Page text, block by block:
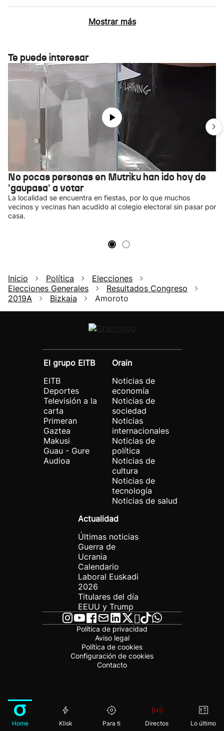
Mostrar más
Te puede interesar
No pocas personas en Mutriku han ido hoy de
'gaupasa' a votar
La localidad se encuentra en fiestas, por lo que muchos
vecinos y vecinas han acudido al colegio electoral sin pasar por
casa.
Inicio Política
Elecciones
Elecciones Generales
Resultados Congreso
2019A
Bizkaia Amoroto
El grupo EITB
EITB
Deportes
Televisión a la
carta
Primeran
Gaztea
Makusi
Guau - Gure
Audioa
Orain
Noticias de
economía
Noticias de
sociedad
Noticias
internacionales
Noticias de
política
Noticias de
cultura
Noticias de
tecnología
Noticias de salud
Actualidad
Últimas noticias
Guerra de
Ucrania
Calendario
Laboral Euskadi
2026
Titulares del día
EEUU y Trump
Política de privacidad
Aviso legal
Política de cookies
Configuración de cookies
Contacto
Home Klisk Para ti Directos Lo último